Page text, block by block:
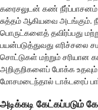
கரைசலுடன் கண்
சுத்தம் ஆகியவை அடங்கும்.
பொருட்களைத் தவிர்ப்பது
பயன்படுத்துவது எரிச்சலை
சொட்டுகள் மற்றும் சரியான
அறிகுறிகளைப் போக்க
மோசமடைந்தால் டாக்டரைப்
அடிக்கடி கேட்கப்படும்